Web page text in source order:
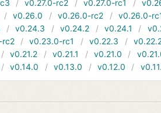
v0.27.0-rc2 v0.27.0-rc1
v0.26.0 v0.26.0-rc2 v0.26.0-
v0.24.3 v0.24.2 v0.24.1
rc2 v0.23.0-rc1 v0.22.3
v0.21.2 v0.21.1 v0.21.0
v0.14.0 v0.13.0 v0.12.0